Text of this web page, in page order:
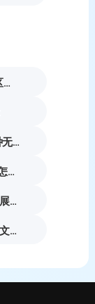
Banana基础版和Banana pro区别对比丨具体案例应用+使用教程
PS怎么修改图片上的文字？3种无痕改字方法，新手也能搞定
PS放大缩小快捷键是什么？ps怎么把图片拉大拉小？
AI高级溶图 | 模特佩戴项链案例展示
AI高级修图 | 一键修改海报中的文字